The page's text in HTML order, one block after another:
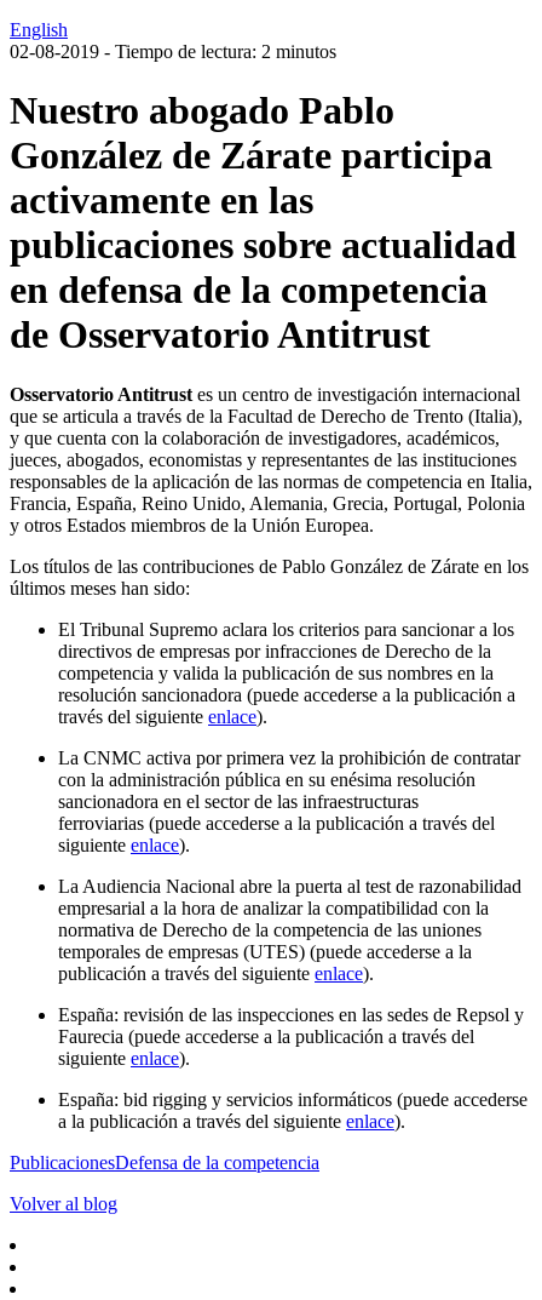
English
02-08-2019 - Tiempo de lectura: 2 minutos
Nuestro abogado Pablo
González de Zárate participa
activamente en las
publicaciones sobre actualidad
en defensa de la competencia
de Osservatorio Antitrust
Osservatorio Antitrust es un centro de investigación internacional
que se articula a través de la Facultad de Derecho de Trento (Italia),
y que cuenta con la colaboración de investigadores, académicos,
jueces, abogados, economistas y representantes de las instituciones
responsables de la aplicación de las normas de competencia en Italia,
Francia, España, Reino Unido, Alemania, Grecia, Portugal, Polonia
y otros Estados miembros de la Unión Europea.
Los títulos de las contribuciones de Pablo González de Zárate en los
últimos meses han sido:
El Tribunal Supremo aclara los criterios para sancionar a los
directivos de empresas por infracciones de Derecho de la
competencia y valida la publicación de sus nombres en la
resolución sancionadora (puede accederse a la publicación a
través del siguiente enlace).
La CNMC activa por primera vez la prohibición de contratar
con la administración pública en su enésima resolución
sancionadora en el sector de las infraestructuras
ferroviarias (puede accederse a la publicación a través del
siguiente enlace).
La Audiencia Nacional abre la puerta al test de razonabilidad
empresarial a la hora de analizar la compatibilidad con la
normativa de Derecho de la competencia de las uniones
temporales de empresas (UTES) (puede accederse a la
publicación a través del siguiente enlace).
España: revisión de las inspecciones en las sedes de Repsol y
Faurecia (puede accederse a la publicación a través del
siguiente enlace).
España: bid rigging y servicios informáticos (puede accederse
a la publicación a través del siguiente enlace).
PublicacionesDefensa de la competencia
Volver al blog